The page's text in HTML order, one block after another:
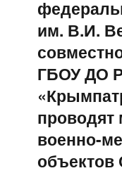
записям
запись:
им. В.И.
ГБОУ ДО
проводят
военно-